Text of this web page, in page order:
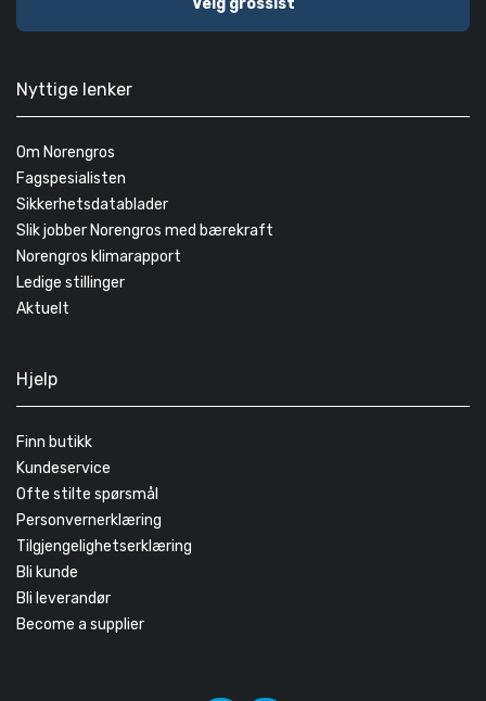
Velg grossist
Nyttige lenker
Om Norengros
Fagspesialisten
Sikkerhetsdatablader
Slik jobber Norengros med bærekraft
Norengros klimarapport
Ledige stillinger
Aktuelt
Hjelp
Finn butikk
Kundeservice
Ofte stilte spørsmål
Personvernerklæring
Tilgjengelighetserklæring
Bli kunde
Bli leverandør
Become a supplier